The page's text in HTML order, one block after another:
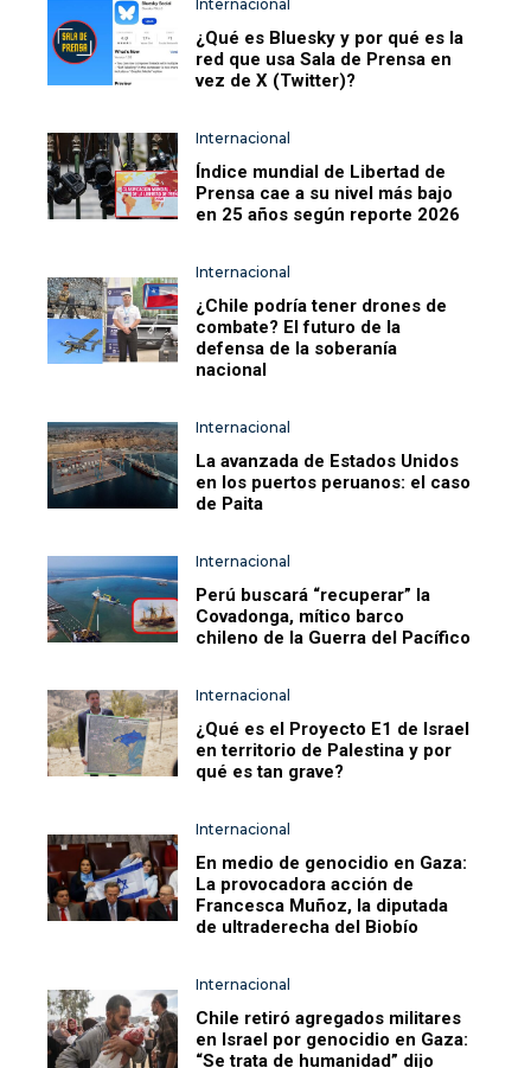
Internacional
¿Qué es Bluesky y por qué es la
red que usa Sala de Prensa en
vez de X (Twitter)?
Internacional
Índice mundial de Libertad de
Prensa cae a su nivel más bajo
en 25 años según reporte 2026
Internacional
¿Chile podría tener drones de
combate? El futuro de la
defensa de la soberanía
nacional
Internacional
La avanzada de Estados Unidos
en los puertos peruanos: el caso
de Paita
Internacional
Perú buscará “recuperar” la
Covadonga, mítico barco
chileno de la Guerra del Pacífico
Internacional
¿Qué es el Proyecto E1 de Israel
en territorio de Palestina y por
qué es tan grave?
Internacional
En medio de genocidio en Gaza:
La provocadora acción de
Francesca Muñoz, la diputada
de ultraderecha del Biobío
Internacional
Chile retiró agregados militares
en Israel por genocidio en Gaza:
“Se trata de humanidad” dijo